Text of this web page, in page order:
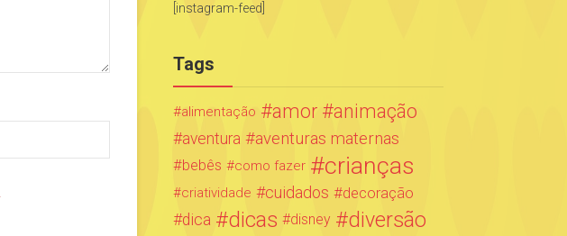
[instagram-feed]
Tags
alimentação amor animação
aventura aventuras maternas
bebês como fazer crianças
criatividade cuidados
decoração
dica
dicas disney diversão